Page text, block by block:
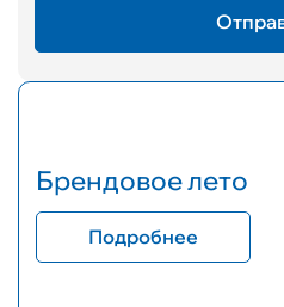
Брендовое лето
Подробнее